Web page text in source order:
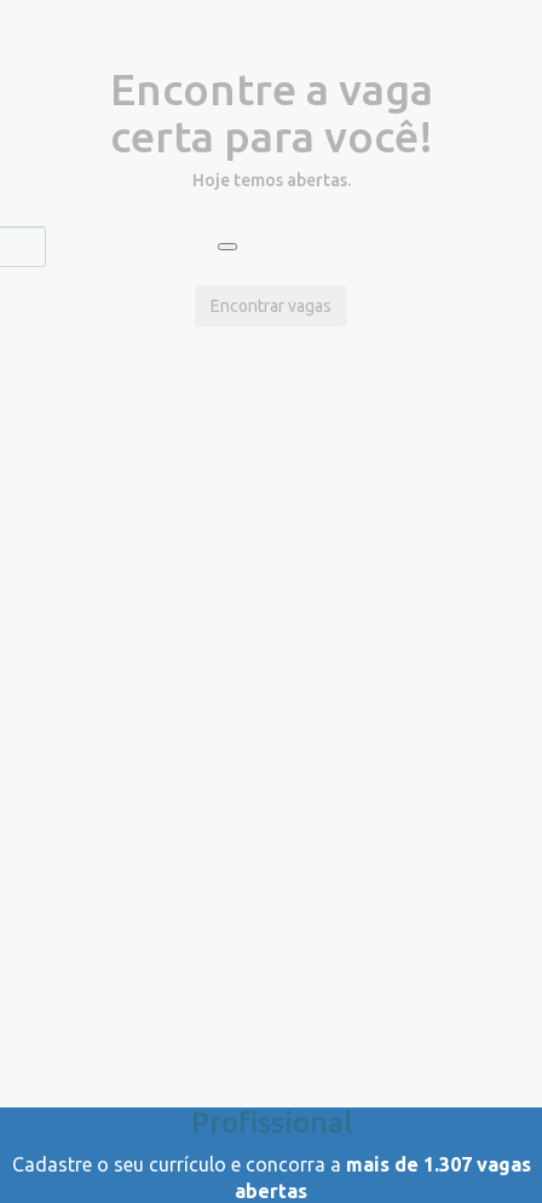
Encontre a vaga
certa para você!
Hoje temos abertas.
Encontrar vagas
Profissional
Cadastre o seu currículo e concorra a mais de 1.307 vagas
abertas